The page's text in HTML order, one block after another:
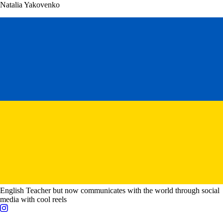
Natalia Yakovenko
English Teacher but now communicates with the world through social
media with cool reels